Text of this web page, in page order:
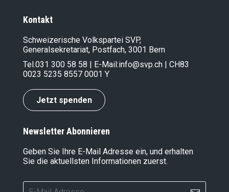
Kontakt
Schweizerische Volkspartei SVP,
Generalsekretariat, Postfach, 3001 Bern
Tel.031 300 58 58 | E-Mail:info@svp.ch | CH83
0023 5235 8557 0001 Y
Jetzt spenden
Newsletter Abonnieren
Geben Sie Ihre E-Mail Adresse ein, und erhalten
Sie die aktuellsten Informationen zuerst.